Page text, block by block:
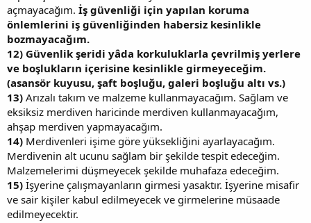
açmayacağım. İş güvenliği için yapılan koruma
önlemlerini iş güvenliğinden habersiz kesinlikle
bozmayacağım.
12) Güvenlik şeridi yâda korkuluklarla çevrilmiş yerlere
ve boşlukların içerisine kesinlikle girmeyeceğim.
(asansör kuyusu, şaft boşluğu, galeri boşluğu altı vs.)
13) Arızalı takım ve malzeme kullanmayacağım. Sağlam ve
eksiksiz merdiven haricinde merdiven kullanmayacağım,
ahşap merdiven yapmayacağım.
14) Merdivenleri işime göre yüksekliğini ayarlayacağım.
Merdivenin alt ucunu sağlam bir şekilde tespit edeceğim.
Malzemelerimi düşmeyecek şekilde muhafaza edeceğim.
15) İşyerine çalışmayanların girmesi yasaktır. İşyerine misafir
ve sair kişiler kabul edilmeyecek ve girmelerine müsaade
edilmeyecektir.